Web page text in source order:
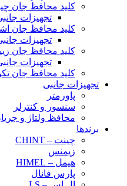
کلید محافظ جان
تجهیزات
کلید محافظ جان
تجهیزات
کلید محافظ جان
تجهیزات
کلید محافظ جان
تجهیزات جانبی
پاورمتر
سنسور و کنترلر
محافظ ولتاژ و‌
برندها
چینت – CHINT
زیمنس
هیمل – HIMEL
پارس فانال